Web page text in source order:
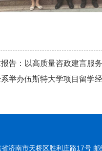
告：以高质量咨政建言服
举办伍斯特大学项目留学
济南市天桥区胜利庄路17号